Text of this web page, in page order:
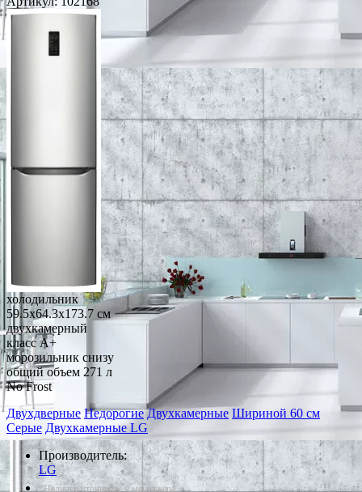
холодильник
59.5x64.3x173.7 см
двухкамерный
класс A+
морозильник снизу
общий объем 271 л
No Frost
Двухдверные Недорогие Двухкамерные Шириной 60 см
Серые Двухкамерные LG
Производитель:
LG
*Наличие уточняйте у менеджера